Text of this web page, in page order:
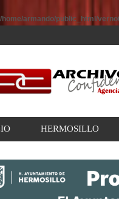
/home/armando/public_html/
HERMOSILLO